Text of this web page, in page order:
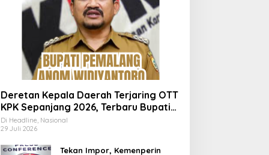
Deretan Kepala Daerah Terjaring OTT
KPK Sepanjang 2026, Terbaru Bupati
Pemalang Anom Widiyantoro
Di Headline, Nasional
29 Juli 2026
Tekan Impor, Kemenperin